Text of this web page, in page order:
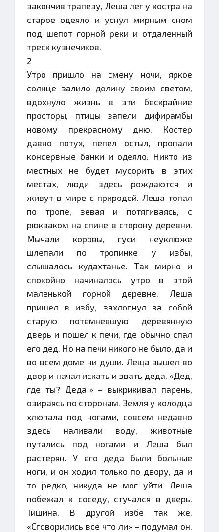
закончив трапезу, Леша лег у костра на
старое одеяло и уснул мирным сном
под шепот горной реки и отдаленный
треск кузнечиков.
2
Утро пришло на смену ночи, яркое
солнце залило долину своим светом,
вдохнуло жизнь в эти бескрайние
просторы, птицы запели дифирамбы
новому прекрасному дню. Костер
давно потух, пепел остыл, пропали
консервные банки и одеяло. Никто из
местных не будет мусорить в этих
местах, люди здесь рождаются и
живут в мире с природой. Леша топал
по тропе, зевая и потягиваясь, с
рюкзаком на спине в сторону деревни.
Мычали коровы, гуси неуклюже
шлепали по тропинке у избы,
слышалось кудахтанье. Так мирно и
спокойно начиналось утро в этой
маленькой горной деревне. Леша
пришел в избу, захлопнул за собой
старую потемневшую деревянную
дверь и пошел к печи, где обычно спал
его дед. Но на печи никого не было, да и
во всем доме ни души. Леща вышел во
двор и начал искать и звать деда. «Дед,
где ты? Деда!» – выкрикивал парень,
озираясь по сторонам. Земля у колодца
хлюпала под ногами, совсем недавно
здесь наливали воду, животные
путались под ногами и Леша был
растерян. У его деда были больные
ноги, и он ходил только по двору, да и
то редко, никуда не мог уйти. Леша
побежал к соседу, стучался в дверь.
Тишина. В другой избе так же.
«Сговорились все что ли» – подумал он.